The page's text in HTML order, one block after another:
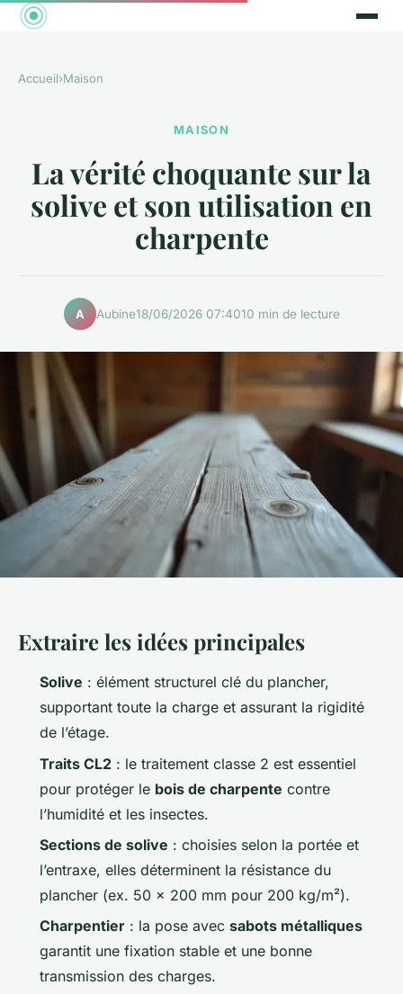
Accueil›Maison
MAISON
La vérité choquante sur la
solive et son utilisation en
charpente
A Aubine18/06/2026 07:4010 min de lecture
Extraire les idées principales
Solive : élément structurel clé du plancher,
supportant toute la charge et assurant la rigidité
de l’étage.
Traits CL2 : le traitement classe 2 est essentiel
pour protéger le bois de charpente contre
l’humidité et les insectes.
Sections de solive : choisies selon la portée et
l’entraxe, elles déterminent la résistance du
plancher (ex. 50 x 200 mm pour 200 kg/m²).
Charpentier : la pose avec sabots métalliques
garantit une fixation stable et une bonne
transmission des charges.